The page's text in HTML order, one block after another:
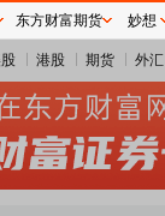
港股 期货 外汇
东方财富期货 妙想